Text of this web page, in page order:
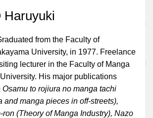
Haruyuki
from the Faculty of
University, in 1977. Freelance
lecturer in the Faculty of Manga
His major publications
Osamu to rojiura no manga tachi
and manga pieces in off-streets),
(Theory of Manga Industry), Nazo